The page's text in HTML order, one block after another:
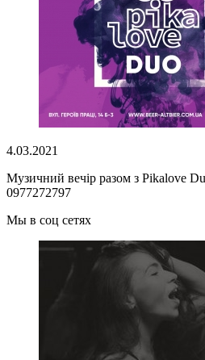
4.03.2021
Музичний вечір разом з Pikalove
0977272797
Мы в соц сетях